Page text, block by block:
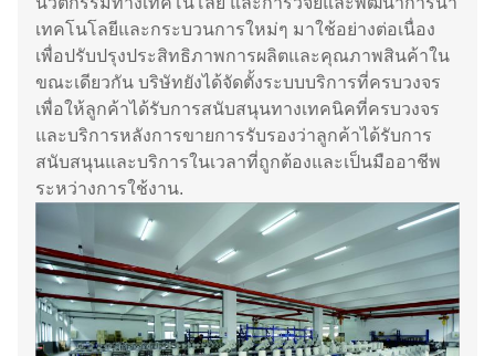
เทคโนโลยีและกระบวนการใหม่ๆ มาใช้อย่างต่อเนื่อง
เพื่อปรับปรุงประสิทธิภาพการผลิตและคุณภาพสินค้าใน
ขณะเดียวกัน บริษัทยังได้จัดตั้งระบบบริการที่ครบวงจร
เพื่อให้ลูกค้าได้รับการสนับสนุนทางเทคนิคที่ครบวงจร
และบริการหลังการขายการรับรองว่าลูกค้าได้รับการ
สนับสนุนและบริการในเวลาที่ถูกต้องและเป็นมืออาชีพ
ระหว่างการใช้งาน.